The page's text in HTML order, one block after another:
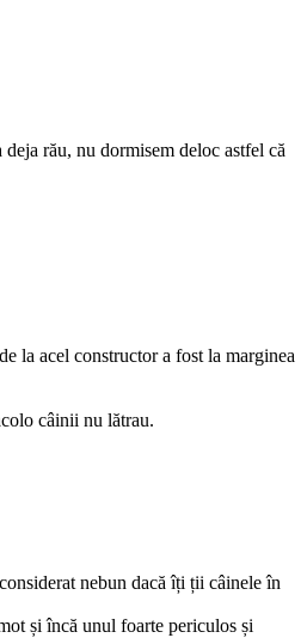
rău, nu dormisem deloc astfel că
la acel constructor a fost la marginea
câinii nu lătrau.
nebun dacă îți ții câinele în
și încă unul foarte periculos și